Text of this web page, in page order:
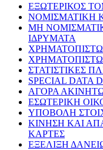
ΕΞΩΤΕΡΙΚΟΣ
ΝΟΜΙΣΜΑΤΙΚΗ
ΜΗ
ΙΔΡΥΜΑΤΑ
ΣΤΑΤΙΣΤΙΚΕΣ
SPECIAL DATA
ΑΓΟΡΑ
ΕΣΩΤΕΡΙΚΗ
ΥΠΟΒΟΛΗ
ΚΙΝΗΣΗ ΚΑΙ
ΚΑΡΤΕΣ
ΕΞΕΛΙΞΗ